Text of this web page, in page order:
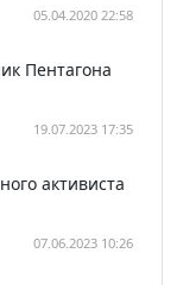
05.04.2020 22:58
Пентагона
19.07.2023 17:35
активиста
07.06.2023 10:26